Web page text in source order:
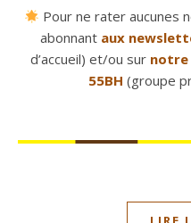
Pour ne rater aucunes
abonnant aux
d’accueil) et/ou sur notre
55BH (groupe